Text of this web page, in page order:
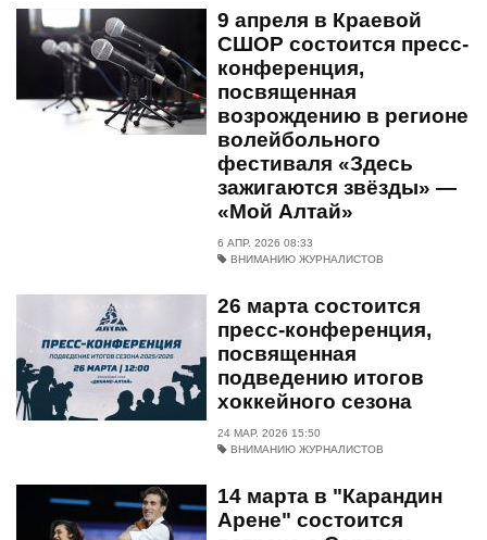
9 апреля в Краевой
СШОР состоится пресс-
конференция,
посвященная
возрождению в регионе
волейбольного
фестиваля «Здесь
зажигаются звёзды» —
«Мой Алтай»
6 АПР. 2026 08:33
ВНИМАНИЮ ЖУРНАЛИСТОВ
26 марта состоится
пресс-конференция,
посвященная
подведению итогов
хоккейного сезона
24 МАР. 2026 15:50
ВНИМАНИЮ ЖУРНАЛИСТОВ
14 марта в "Карандин
Арене" состоится